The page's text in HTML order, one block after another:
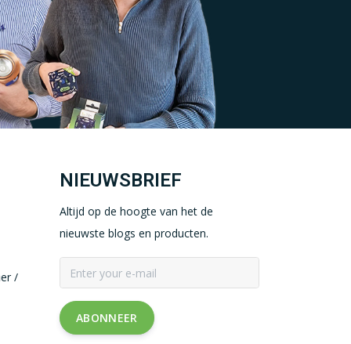
/
NIEUWSBRIEF
Altijd op de hoogte van het de
nieuwste blogs en producten.
ABONNEER